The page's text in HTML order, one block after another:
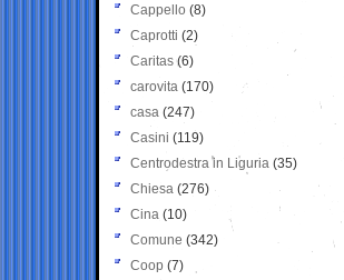
Cappello (8)
Caprotti (2)
Caritas (6)
carovita (170)
casa (247)
Casini (119)
Centrodestra in Liguria (35)
Chiesa (276)
Cina (10)
Comune (342)
Coop (7)